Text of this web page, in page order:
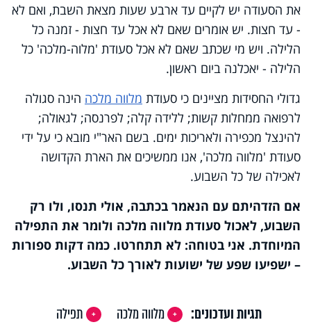
את הסעודה יש לקיים עד ארבע שעות מצאת השבת, ואם לא
- עד חצות. יש אומרים שאם לא אכל עד חצות - זמנה כל
הלילה. ויש מי שכתב שאם לא אכל סעודת 'מלוה-מלכה' כל
הלילה - יאכלנה ביום ראשון.
גדולי החסידות מציינים כי סעודת מלווה מלכה הינה סגולה
לרפואה ממחלות קשות; ללידה קלה; לפרנסה; לגאולה;
להינצל מכפירה ולאריכות ימים. בשם האר"י מובא כי על ידי
סעודת 'מלווה מלכה', אנו ממשיכים את הארת הקדושה
לאכילה של כל השבוע.
אם הזדהיתם עם הנאמר בכתבה, אולי תנסו, ולו רק
השבוע, לאכול סעודת מלווה מלכה ולומר את התפילה
המיוחדת. אני בטוחה: לא תתחרטו. כמה דקות ספורות
– ישפיעו שפע של ישועות לאורך כל השבוע.
תגיות ועדכונים: מלווה מלכה
תפילה